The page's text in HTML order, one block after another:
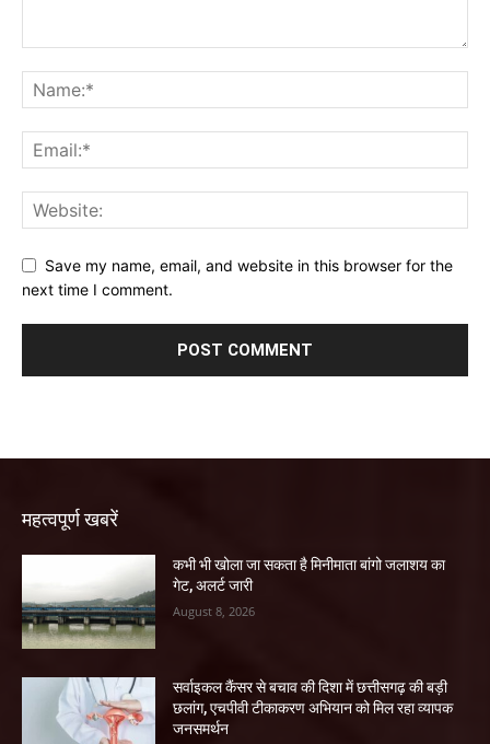
Save my name, email, and website in this browser for the
next time I comment.
महत्वपूर्ण खबरें
कभी भी खोला जा सकता है मिनीमाता बांगो जलाशय का
गेट, अलर्ट जारी
August 8, 2026
सर्वाइकल कैंसर से बचाव की दिशा में छत्तीसगढ़ की बड़ी
छलांग, एचपीवी टीकाकरण अभियान को मिल रहा व्यापक
जनसमर्थन